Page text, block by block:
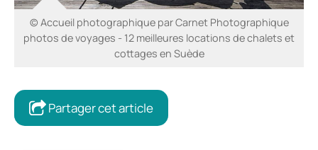
© Accueil photographique par Carnet Photographique
photos de voyages - 12 meilleures locations de chalets et
cottages en Suède
Partager cet article